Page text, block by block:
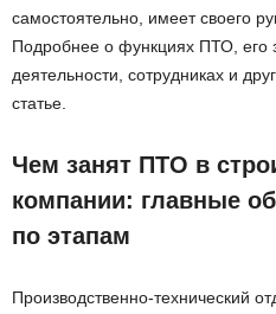
самостоятельно, имеет своего
Подробнее о функциях ПТО, его
деятельности, сотрудниках и
статье.
Чем занят ПТО в
компании: главные
по этапам
Производственно-технический